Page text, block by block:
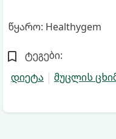
წყარო: Healthygem
ტეგები:
დიეტა
მუცლის